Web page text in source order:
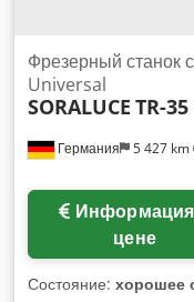
Германия 5 427 km
Фрезерный станок
Universal
SORALUCE TR-35
цене
Состояние: хорошее